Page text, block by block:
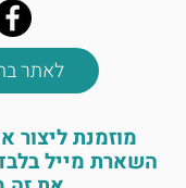
לאתר
מוזמנת ליצור
השארת מייל